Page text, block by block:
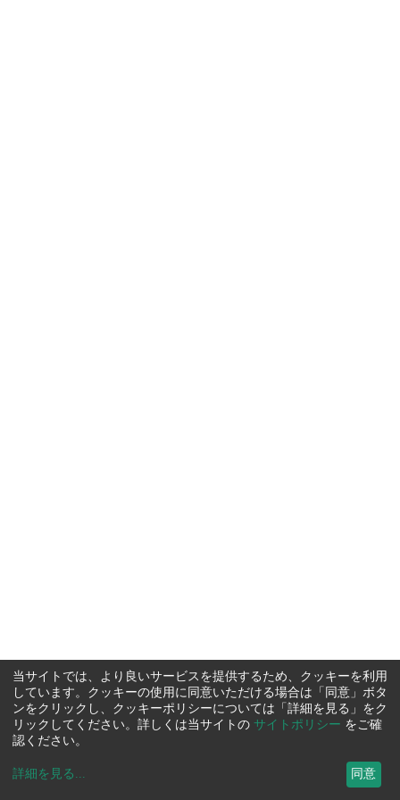
当サイトでは、より良いサービスを提供するため、クッキーを利用
しています。クッキーの使用に同意いただける場合は「同意」ボタ
ンをクリックし、クッキーポリシーについては「詳細を見る」をク
リックしてください。詳しくは当サイトの サイトポリシー をご確
認ください。
詳細を見る ... 同意